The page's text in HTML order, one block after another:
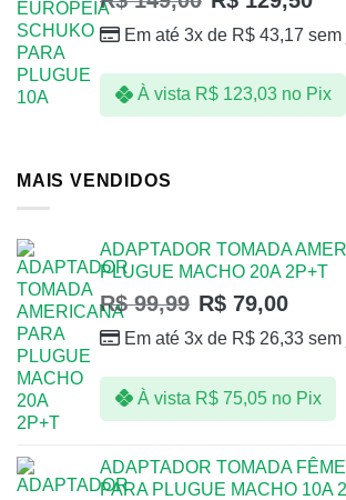
Em até 3x de R$ 43,17 sem
À vista R$123,03 no Pix
MAIS VENDIDOS
ADAPTADOR TOMADA
PLUGUE MACHO 20A 2P+T
R$99,99 R$ 79,00
Em até 3x de R$ 26,33 sem
À vista R$75,05 no Pix
ADAPTADOR TOMADA
PARA PLUGUE MACHO 10A